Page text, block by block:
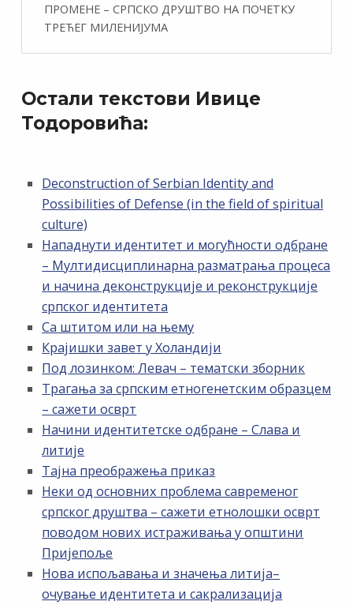
ПРОМЕНЕ – СРПСКО ДРУШТВО НА ПОЧЕТКУ
ТРЕЋЕГ МИЛЕНИЈУМА
Остали текстови Ивице
Тодоровића:
Deconstruction of Serbian Identity and
Possibilities of Defense (in the field of spiritual
culture)
Нападнути идентитет и могућности одбране
– Мултидисциплинарна разматрања процеса
и начина деконструкције и реконструкције
српског идентитета
Са штитом или на њему
Крајишки завет у Холандији
Под лозинком: Левач – тематски зборник
Трагања за српским етногенетским образцем
– сажети осврт
Начини идентитетске одбране – Слава и
литије
Тајна преображења приказ
Неки од основних проблема савременог
српског друштва – сажети етнолошки осврт
поводом нових истраживања у општини
Пријепоље
Нова испољавања и значења литија–
очување идентитета и сакрализација